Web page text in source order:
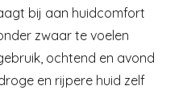
bij aan huidcomfort
zwaar te voelen
ochtend en avond
en rijpere huid zelf